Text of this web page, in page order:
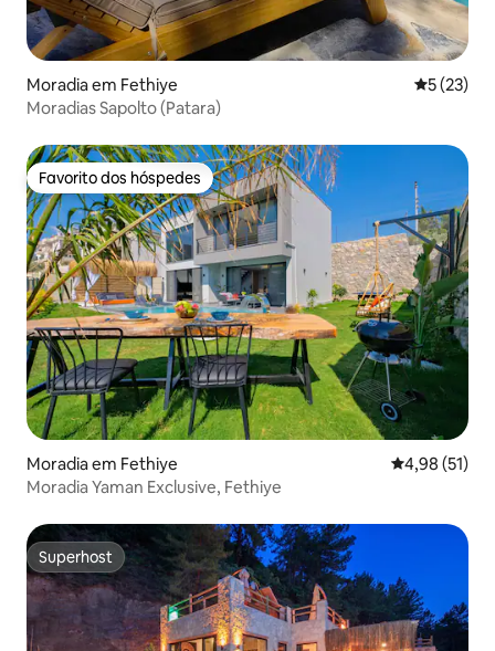
Moradia em Fethiye
5 (23)
Moradias Sapolto (Patara)
Favorito dos hóspedes
Favorito dos hóspedes
Moradia em Fethiye Classificação
4,98 (51)
Moradia Yaman Exclusive, Fethiye
Superhost
Superhost